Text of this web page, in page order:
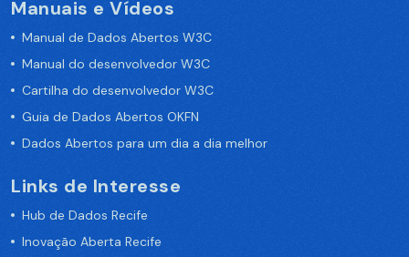
Manuais e Vídeos
Manual de Dados Abertos W3C
Manual do desenvolvedor W3C
Cartilha do desenvolvedor W3C
Guia de Dados Abertos OKFN
Dados Abertos para um dia a dia melhor
Links de Interesse
Hub de Dados Recife
Inovação Aberta Recife